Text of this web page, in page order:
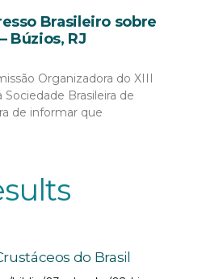
do Brasil
Brasileiro sobre
Búzios, RJ
Organizadora do XIII
Brasileira de
de informar que